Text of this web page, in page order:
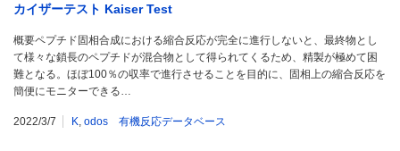
カイザーテスト Kaiser Test
概要ペプチド固相合成における縮合反応が完全に進行しないと、最終物とし
て様々な鎖長のペプチドが混合物として得られてくるため、精製が極めて困
難となる。ほぼ100％の収率で進行させることを目的に、固相上の縮合反応を
簡便にモニターできる…
2022/3/7 K, odos 有機反応データベース